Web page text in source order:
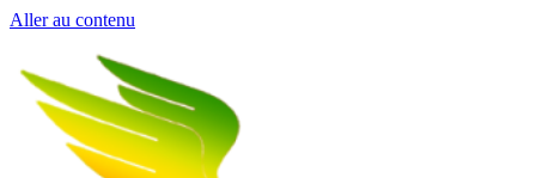
Aller au contenu